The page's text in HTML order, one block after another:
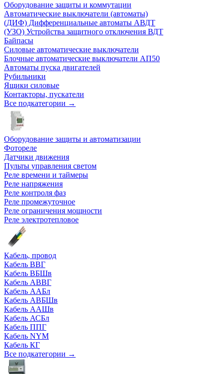
Оборудование защиты и коммутации
Автоматические выключатели (автоматы)
(ДИФ) Дифференциальные автоматы АВДТ
(УЗО) Устройства защитного отключения ВДТ
Байпасы
Силовые автоматические выключатели
Блочные автоматические выключатели АП50
Автоматы пуска двигателей
Рубильники
Ящики силовые
Контакторы, пускатели
Все подкатегории →
Оборудование защиты и автоматизации
Фотореле
Датчики движения
Пульты управления светом
Реле времени и таймеры
Реле напряжения
Реле контроля фаз
Реле промежуточное
Реле ограничения мощности
Реле электротепловое
Кабель, провод
Кабель ВВГ
Кабель ВБШв
Кабель АВВГ
Кабель ААБл
Кабель АВБШв
Кабель ААШв
Кабель АСБл
Кабель ППГ
Кабель NYM
Кабель КГ
Все подкатегории →